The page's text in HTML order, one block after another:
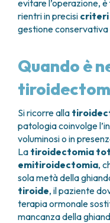
evitare l’operazione,
rientri in precisi criteri
gestione
Quando è
Si ricorre alla
patologia coinvolge
voluminosi o in
La tiroidectomia
emitiroidectomia,
sola metà della
tiroide, il paziente
terapia ormonale
mancanza della